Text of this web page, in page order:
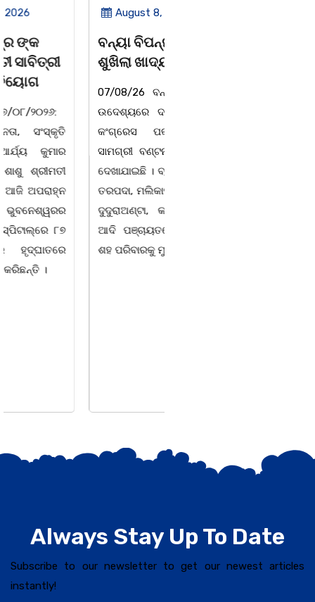
August 8, 2026
ବନ୍ୟା ବିପନ୍ନଙ୍କୁ
ଶୁଖିଲା ଖାଦ୍ୟ ବଣ୍ଟନ
07/08/26 ବନ୍ୟା ବିପନ୍ନଙ୍କ
ଉଦେଶ୍ୟରେ ଦଶରଥପୁର ଯୁବ
କଂଗ୍ରେସ ପକ୍ଷରୁ ରିଲିଫ
ସାମଗ୍ରୀ ବଣ୍ଟନ କରାଯାଇଥିବା
ଦେଖାଯାଇଛି । ବ୍ଲକସ୍ଥ କସପା,
ତରପଦା, ମଲିକାପୁର, ନିଜାମପୁର,
ଦୁଦୁରାଅଣ୍ଟା, କମାରଡିହ, କୟାଁ
ଆଦି ପଞ୍ଚାୟତରେ ପ୍ରାୟ ୧୫
ଶହ ପରିବାରକୁ ମୁଡି, ବିସ୍କୁଟ,
Always Stay Up To Date
Subscribe to our newsletter to get our newest articles
instantly!